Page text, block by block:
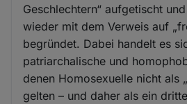
Geschlechtern“ aufgetischt
wieder mit dem Verweis auf
begründet. Dabei handelt es
patriarchalische und
denen Homosexuelle nicht als
gelten – und daher als ein